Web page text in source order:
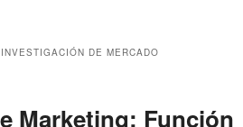
INVESTIGACIÓN DE MERCADO
Marketing: Función